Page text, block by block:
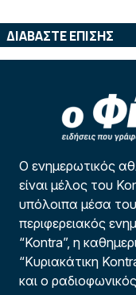
ΔΙΑΒΑΣΤΕ ΕΠΙΣΗΣ
Ο ενημερωτικός
είναι μέλος του
υπόλοιπα μέσα του
περιφερειακός
“Kontra”, η
“Κυριακάτικη
και ο